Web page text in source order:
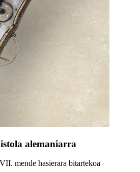
alemaniarra
mende hasierara bitartekoa